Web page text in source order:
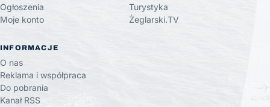
Ogłoszenia
Moje konto
Turystyka
Żeglarski.TV
INFORMACJE
O nas
Reklama i współpraca
Do pobrania
Kanał RSS